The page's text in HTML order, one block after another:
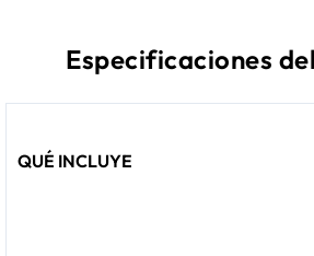
Especificaciones
QUÉ INCLUYE